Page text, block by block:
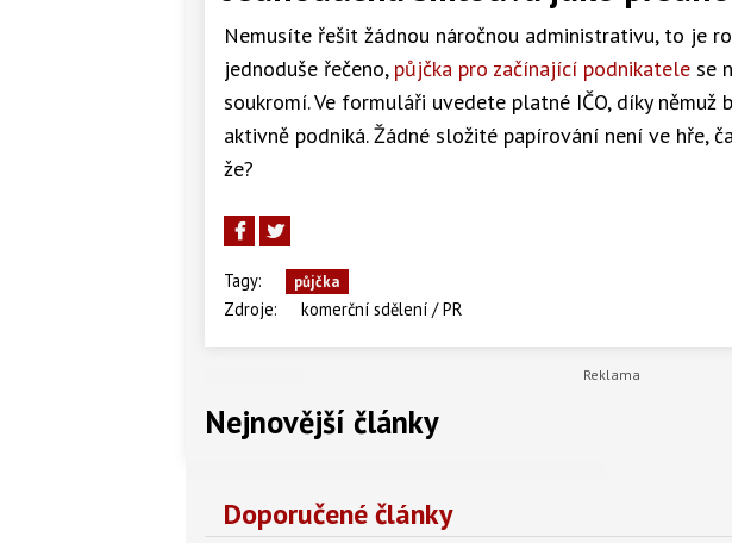
Nemusíte řešit žádnou náročnou administrativu, to je
jednoduše řečeno, půjčka pro začínající podnikatele se
soukromí. Ve formuláři uvedete platné IČO, díky němuž
aktivně podniká. Žádné složité papírování není ve hře,
že?
Tagy: půjčka
Zdroje: komerční sdělení / PR
Nejnovější články
Doporučené články